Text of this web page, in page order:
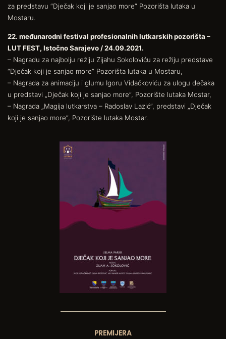
za predstavu “Dječak koji je sanjao more” Pozorišta lutaka u
Mostaru.
22. međunarodni festival profesionalnih lutkarskih pozorišta –
LUT FEST, Istočno Sarajevo / 24.09.2021.
– Nagradu za najbolju režiju Zijahu Sokoloviću za režiju predstave
“Dječak koji je sanjao more” Pozorišta lutaka u Mostaru,
– Nagrada za animaciju i glumu Igoru Vidačkoviću za ulogu dečaka
u predstavi „Dječak koji je sanjao more”, Pozorište lutaka Mostar,
– Nagrada „Magija lutkarstva – Radoslav Lazić”, predstavi „Dječak
koji je sanjao more”, Pozorište lutaka Mostar.
PREMIJERA